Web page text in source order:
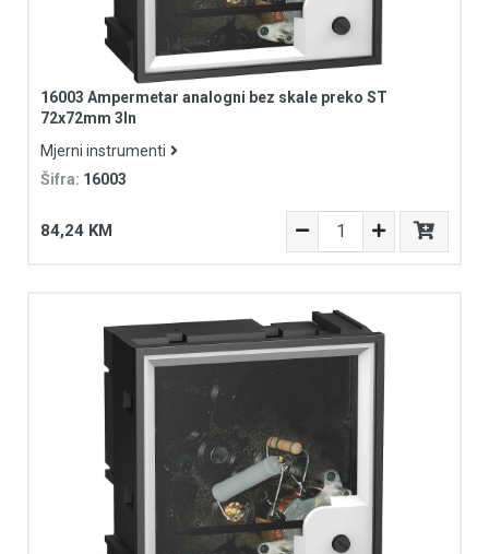
16003 Ampermetar analogni bez skale preko ST
72x72mm 3In
Mjerni instrumenti
Šifra: 16003
84,24 KM